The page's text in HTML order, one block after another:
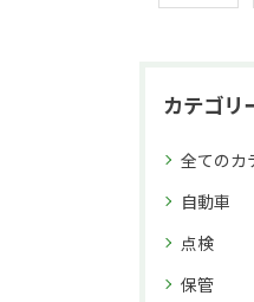
カテゴリ
全てのカ
自動車
点検
保管